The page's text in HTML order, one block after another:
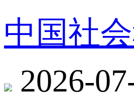
中国社
2026-